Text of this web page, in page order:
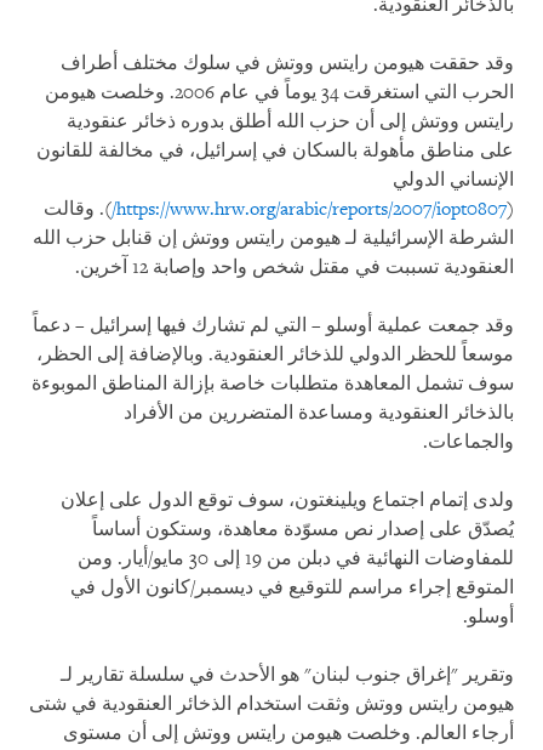
بالذخائر العنقودية.
وقد حققت هيومن رايتس ووتش في سلوك مختلف أطراف
الحرب التي استغرقت 34 يوماً في عام 2006. وخلصت هيومن
رايتس ووتش إلى أن حزب الله أطلق بدوره ذخائر عنقودية
على مناطق مأهولة بالسكان في إسرائيل، في مخالفة للقانون
الإنساني الدولي
(
https://www.hrw.org/arabic/reports/2007/iopt0807/ ). وقالت
الشرطة الإسرائيلية لـ هيومن رايتس ووتش إن قنابل حزب الله
العنقودية تسببت في مقتل شخص واحد وإصابة 12 آخرين.
وقد جمعت عملية أوسلو – التي لم تشارك فيها إسرائيل – دعماً
موسعاً للحظر الدولي للذخائر العنقودية. وبالإضافة إلى الحظر،
سوف تشمل المعاهدة متطلبات خاصة بإزالة المناطق الموبوءة
بالذخائر العنقودية ومساعدة المتضررين من الأفراد
والجماعات.
ولدى إتمام اجتماع ويلينغتون، سوف توقع الدول على إعلان
يُصدّق على إصدار نص مسوّدة معاهدة، وستكون أساساً
للمفاوضات النهائية في دبلن من 19 إلى 30 مايو/أيار. ومن
المتوقع إجراء مراسم للتوقيع في ديسمبر/كانون الأول في
أوسلو.
وتقرير "إغراق جنوب لبنان" هو الأحدث في سلسلة تقارير لـ
هيومن رايتس ووتش وثقت استخدام الذخائر العنقودية في شتى
أرجاء العالم. وخلصت هيومن رايتس ووتش إلى أن مستوى